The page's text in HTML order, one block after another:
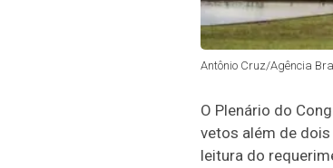
Antônio Cruz/Agência
O Plenário do
vetos além de
leitura do